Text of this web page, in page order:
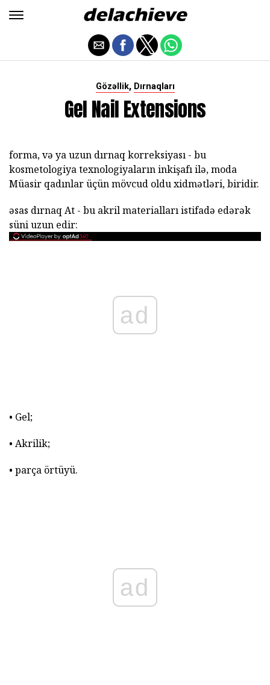
Gözəllik, Dırnaqları
Gel Nail Extensions
forma, və ya uzun dırnaq korreksiyası - bu
kosmetologiya texnologiyaların inkişafı ilə, moda
Müasir qadınlar üçün mövcud oldu xidmətləri, biridir.
əsas dırnaq At - bu akril materialları istifadə edərək
süni uzun edir:
ad
• Gel;
• Akrilik;
• parça örtüyü.
ad